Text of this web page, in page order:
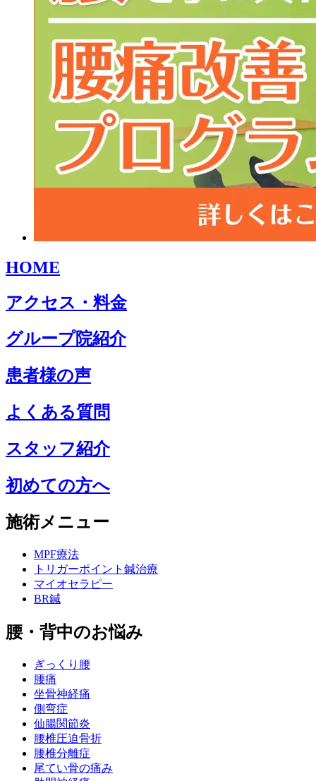
HOME
アクセス・料金
グループ院紹介
患者様の声
よくある質問
スタッフ紹介
初めての方へ
施術メニュー
MPF療法
トリガーポイント鍼治療
マイオセラピー
BR鍼
腰・背中のお悩み
ぎっくり腰
腰痛
坐骨神経痛
側弯症
仙腸関節炎
腰椎圧迫骨折
腰椎分離症
尾てい骨の痛み